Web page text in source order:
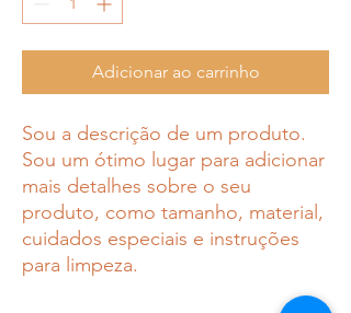
Adicionar ao carrinho
Sou a descrição de um produto.
Sou um ótimo lugar para adicionar
mais detalhes sobre o seu
produto, como tamanho, material,
cuidados especiais e instruções
para limpeza.